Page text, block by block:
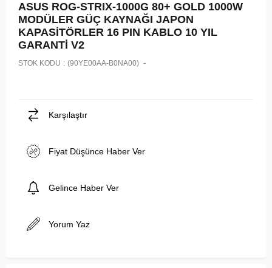
ASUS ROG-STRIX-1000G 80+ GOLD 1000W
MODÜLER GÜÇ KAYNAĞI JAPON
KAPASİTÖRLER 16 PIN KABLO 10 YIL
GARANTİ V2
STOK KODU (90YE00AA-B0NA00)
Karşılaştır
Fiyat Düşünce Haber Ver
Gelince Haber Ver
Yorum Yaz